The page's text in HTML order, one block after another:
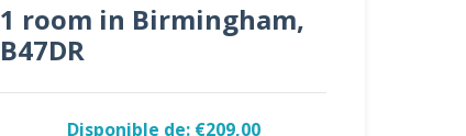
1 room in Birmingham,
B47DR
Disponible de: €209,00